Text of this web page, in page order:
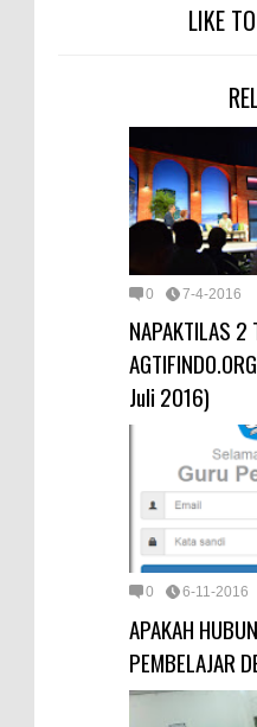
LIKE
0 7-4-2016
NAPAKTILAS 2
Juli 2016)
0 6-11-2016
APAKAH
PEMBELAJAR